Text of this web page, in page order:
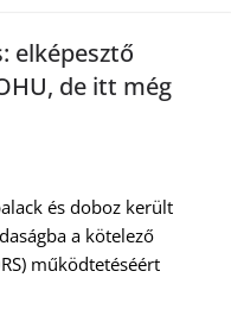
elképesztő
de itt még
és doboz került
a kötelező
működtetéséért